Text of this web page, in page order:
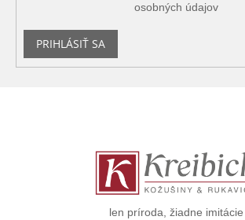
osobných údajov
PRIHLÁSIŤ SA
len príroda, žiadne imitácie